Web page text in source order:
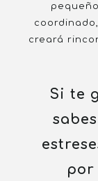
creará
Si te
por